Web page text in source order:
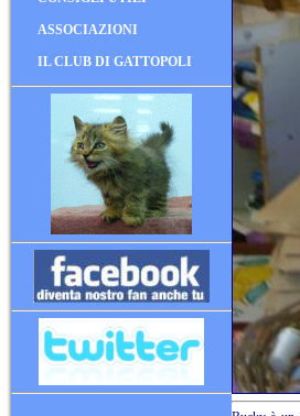
ASSOCIAZIONI
IL CLUB DI GATTOPOLI